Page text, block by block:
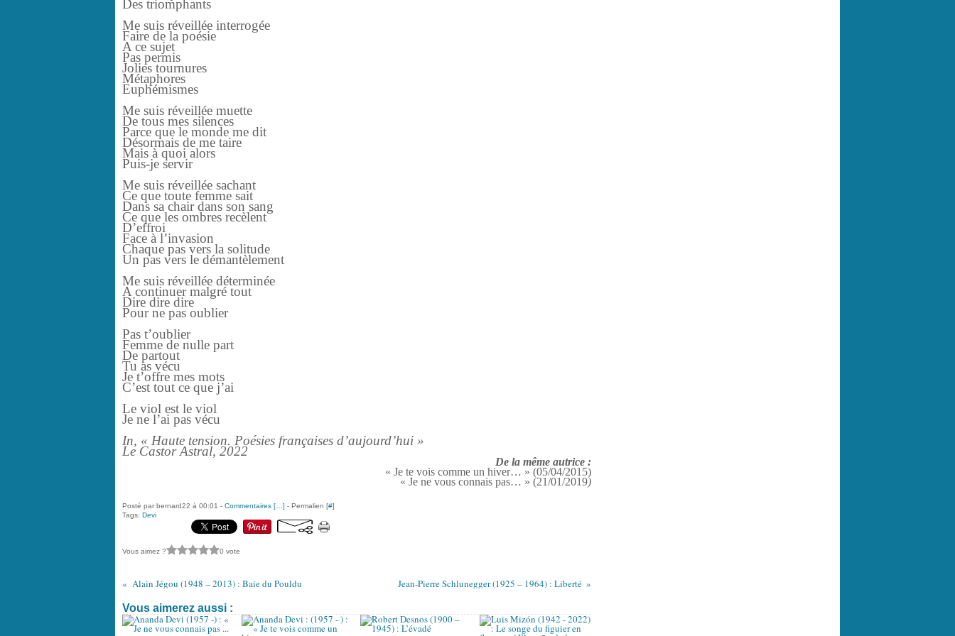
Des triomphants
Me suis réveillée interrogée
Faire de la poésie
A ce sujet
Pas permis
Jolies tournures
Métaphores
Euphémismes
Me suis réveillée muette
De tous mes silences
Parce que le monde me dit
Désormais de me taire
Mais à quoi alors
Puis-je servir
Me suis réveillée sachant
Ce que toute femme sait
Dans sa chair dans son sang
Ce que les ombres recèlent
D’effroi
Face à l’invasion
Chaque pas vers la solitude
Un pas vers le démantèlement
Me suis réveillée déterminée
A continuer malgré tout
Dire dire dire
Pour ne pas oublier
Pas t’oublier
Femme de nulle part
De partout
Tu as vécu
Je t’offre mes mots
C’est tout ce que j’ai
Le viol est le viol
Je ne l’ai pas vécu
In, « Haute tension. Poésies françaises d’aujourd’hui »
Le Castor Astral, 2022
De la même autrice :
« Je te vois comme un hiver… » (05/04/2015)
« Je ne vous connais pas… » (21/01/2019)
Posté par bernard22 à 00:01 - Commentaires [ ] - Permalien [#]
Tags: Devi
Vous aimez ? 0 vote
Alain Jégou (1948 – 2013) : Baie du Pouldu Jean-Pierre Schlunegger (1925 – 1964) : Liberté
Vous aimerez aussi :